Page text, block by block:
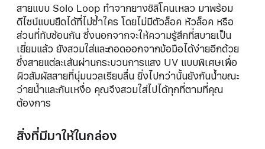
สายแบบ Solo Loop ทำจากยางซิลิโคนเหลว มาพร้อม
ดีไซน์แบบยืดได้ที่ไม่ซ้ำใคร โดยไม่มีตัวล็อค หัวล็อค หรือ
ส่วนที่ทับซ้อนกัน ซึ่งนอกจากจะให้ความรู้สึกที่สบายเป็น
เยี่ยมแล้ว ยังสวมใส่และถอดออกจากข้อมือได้ง่ายอีกด้วย
ซึ่งสายแต่ละเส้นผ่านกระบวนการแสง UV แบบพิเศษเพื่อ
ผิวสัมผัสสายที่นุ่มนวลเรียบลื่น ยิ่งไปกว่านั้นยังกันน้ำขณะ
ว่ายน้ำและกันเหงื่อ คุณจึงสวมใส่ไปได้ทุกที่ตามที่คุณ
ต้องการ
สิ่งที่มีมาให้ในกล่อง